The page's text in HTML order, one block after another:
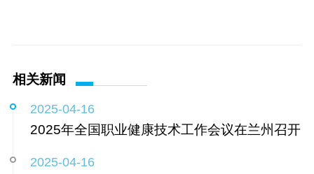
相关新闻
2025-04-16
2025年全国职业健康技术工作会议在兰州召开
2025-04-16